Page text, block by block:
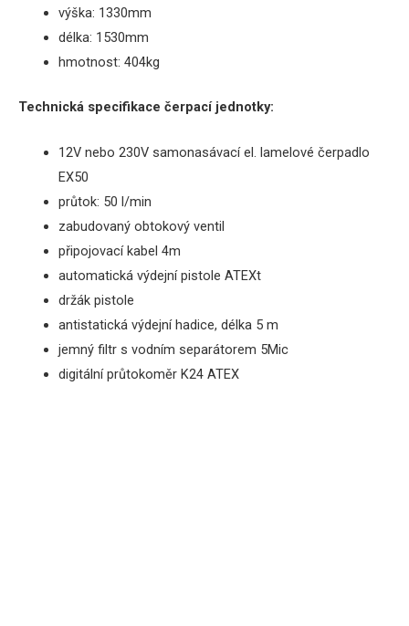
výška: 1330mm
délka: 1530mm
hmotnost: 404kg
Technická specifikace čerpací jednotky:
12V nebo 230V samonasávací el. lamelové čerpadlo
EX50
průtok: 50 l/min
zabudovaný obtokový ventil
připojovací kabel 4m
automatická výdejní pistole ATEXt
držák pistole
antistatická výdejníhadice, délka 5 m
jemný filtr s vodním separátorem 5Mic
digitální průtokoměr K24 ATEX